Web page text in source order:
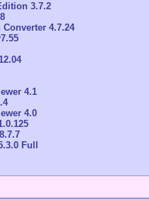
3.7.2
4.7.24
4.1
4.0
Full